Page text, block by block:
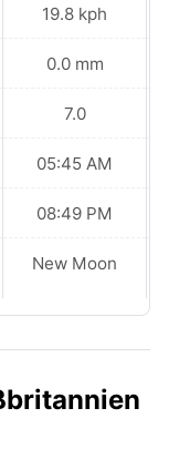
19.8 kph
0.0 mm
7.0
05:45 AM
08:49 PM
New Moon